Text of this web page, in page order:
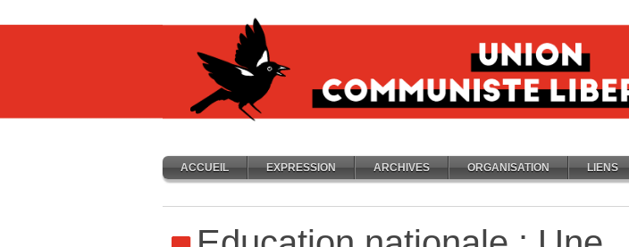
ACCUEIL EXPRESSION ARCHIVES ORGANISATION LIENS